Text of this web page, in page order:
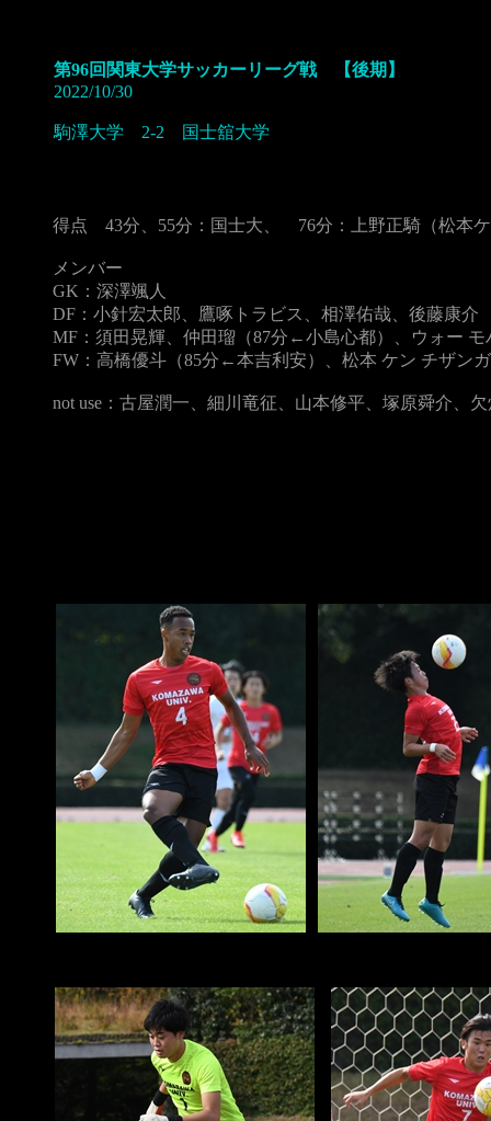
第96回関東大学サッカーリーグ戦 【後期】
2022/10/30
駒澤大学 2-2 国士舘大学
得点 43分、55分：国士大、 76分：上野正騎（松本
メンバー
GK：深澤颯人
DF：小針宏太郎、鷹啄トラビス、相澤佑哉、後藤康介
MF：須田晃輝、仲田瑠（87分←小島心都）、ウォー
FW：高橋優斗（85分←本吉利安）、松本 ケン チザンガ
not use：古屋潤一、細川竜征、山本修平、塚原舜介、